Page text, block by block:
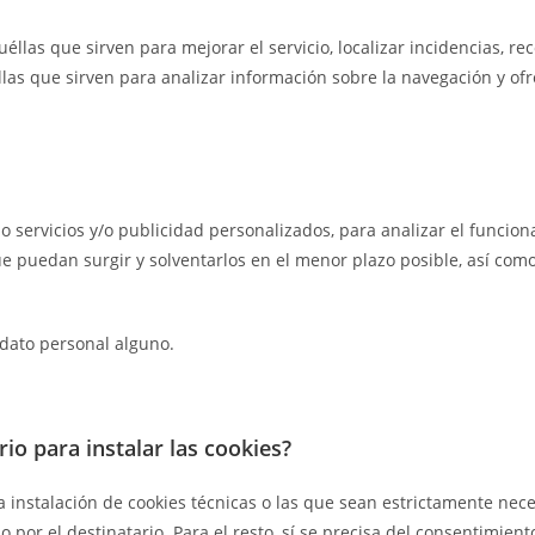
que sirven para mejorar el servicio, localizar incidencias,
que sirven para analizar información sobre la navegación y
servicios y/o publicidad personalizados, para analizar el
puedan surgir y solventarlos en el menor plazo posible, así
personal alguno.
para instalar las cookies?
de cookies técnicas o las que sean estrictamente